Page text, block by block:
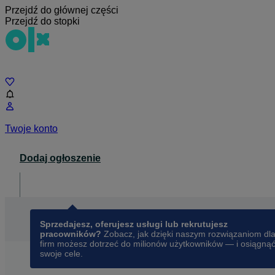
Przejdź do głównej części
Przejdź do stopki
Twoje konto
Dodaj ogłoszenie
Sprzedajesz, oferujesz usługi lub rekrutujesz
pracowników? Zobacz, jak dzięki naszym rozwiązaniom dla
firm możesz dotrzeć do milionów użytkowników — i osiągnąć
swoje cele.